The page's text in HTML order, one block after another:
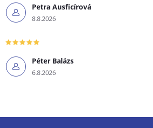
Petra Ausficírová
8.8.2026
Péter Balázs
6.8.2026